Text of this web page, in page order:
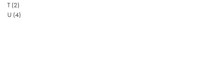
T (2)
U (4)